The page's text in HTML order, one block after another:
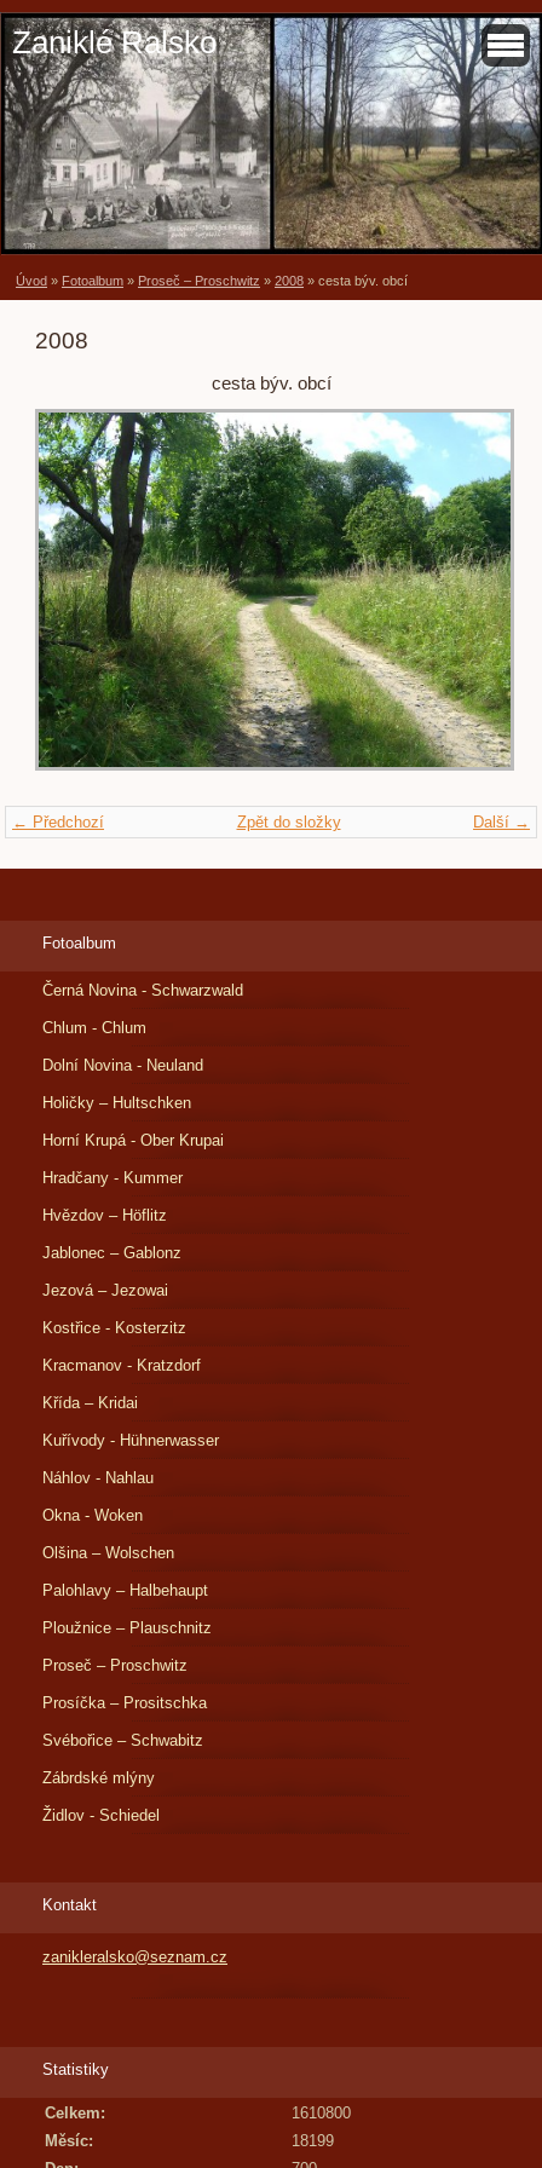
Zaniklé Ralsko
Úvod » Fotoalbum » Proseč – Proschwitz » 2008 » cesta býv. obcí
2008
cesta býv. obcí
← Předchozí Další →
Zpět do složky
Fotoalbum
Černá Novina - Schwarzwald
Chlum - Chlum
Dolní Novina - Neuland
Holičky – Hultschken
Horní Krupá - Ober Krupai
Hradčany - Kummer
Hvězdov – Höflitz
Jablonec – Gablonz
Jezová – Jezowai
Kostřice - Kosterzitz
Kracmanov - Kratzdorf
Křída – Kridai
Kuřívody - Hühnerwasser
Náhlov - Nahlau
Okna - Woken
Olšina – Wolschen
Palohlavy – Halbehaupt
Ploužnice – Plauschnitz
Proseč – Proschwitz
Prosíčka – Prositschka
Svébořice – Schwabitz
Zábrdské mlýny
Židlov - Schiedel
Kontakt
zanikleralsko@seznam.cz
Statistiky
Celkem:
1610800
Měsíc:
18199